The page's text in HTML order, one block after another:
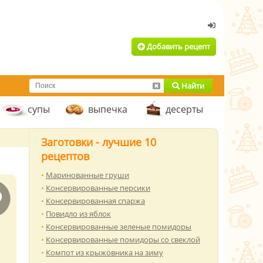
Добавить рецепт
Найти
супы выпечка десерты
Заготовки - лучшие 10
рецептов
Маринованные груши
Консервированные персики
Консервированная спаржа
Повидло из яблок
Консервированные зеленые помидоры
Консервированные помидоры со свеклой
Компот из крыжовника на зиму